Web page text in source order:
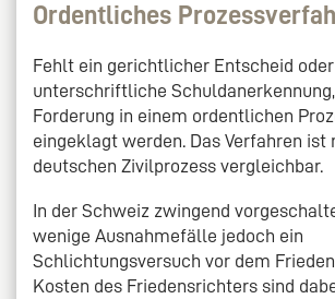
Ordentliches
Fehlt ein gerichtlicher Entscheid
unterschriftliche
Forderung in einem ordentlichen
eingeklagt werden. Das Verfahren ist
deutschen Zivilprozess vergleichbar.
In der Schweiz zwingend
wenige Ausnahmefälle jedoch ein
Schlichtungsversuch vor dem
Kosten des Friedensrichters sind